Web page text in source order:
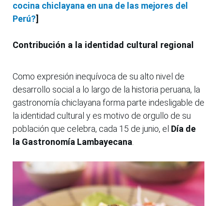
cocina chiclayana en una de las mejores del
Perú?]
Contribución a la identidad cultural regional
Como expresión inequívoca de su alto nivel de
desarrollo social a lo largo de la historia peruana, la
gastronomía chiclayana forma parte indesligable de
la identidad cultural y es motivo de orgullo de su
población que celebra, cada 15 de junio, el Día de
la Gastronomía Lambayecana